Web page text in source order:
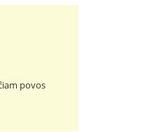
povos